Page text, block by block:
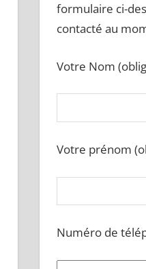
formulaire ci-
contacté au
Votre Nom
Votre prénom
Numéro de